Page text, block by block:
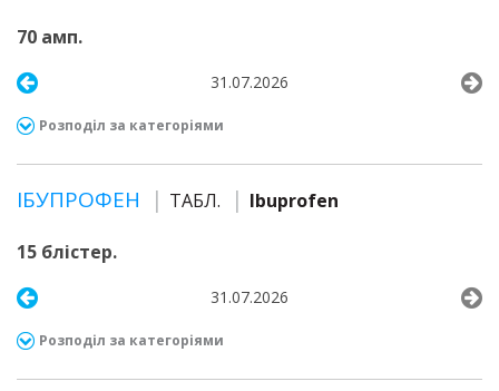
70 амп.
31.07.2026
Розподіл за категоріями
ІБУПРОФЕН ТАБЛ. Ibuprofen
15 блістер.
31.07.2026
Розподіл за категоріями